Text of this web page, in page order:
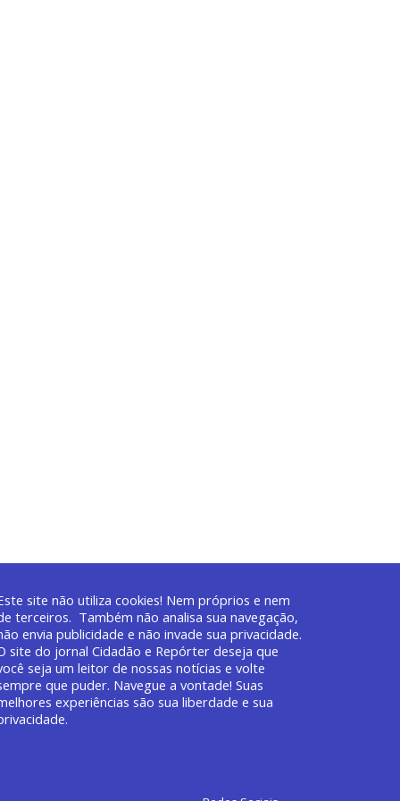
site não utiliza cookies! Nem próprios e nem
terceiros. Também não analisa sua navegação,
envia publicidade e não invade sua privacidade.
site do jornalCidadão e Repórter deseja que
seja um leitor de nossas notícias e volte
que puder. Navegue a vontade! Suas
experiências são sua liberdade e sua